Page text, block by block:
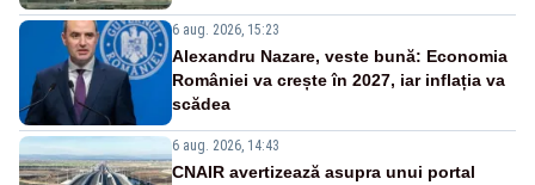
6 aug. 2026, 15:23
Alexandru Nazare, veste bună: Economia
României va crește în 2027, iar inflația va
scădea
6 aug. 2026, 14:43
CNAIR avertizează asupra unui portal